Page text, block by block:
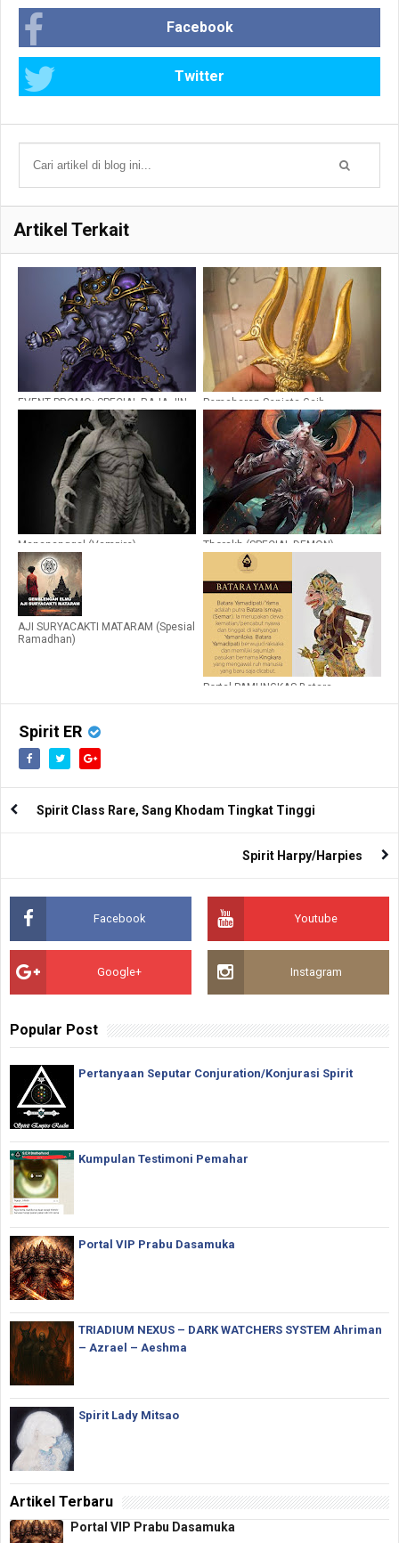
Facebook
Twitter
Artikel Terkait
EVENT PROMO: SPECIAL RAJA JIN
Pemaharan Senjata Gaib
Manananggal (Vampire) Thorakh (SPECIAL DEMON)
AJI SURYACAKTI MATARAM (Spesial
Ramadhan)
Portal PAMUNGKAS Betara
Spirit ER
Spirit Class Rare, Sang Khodam Tingkat Tinggi
Spirit Harpy/Harpies
Facebook Youtube
Google+ Instagram
Popular Post
Pertanyaan Seputar Conjuration/Konjurasi Spirit
Kumpulan Testimoni Pemahar
Portal VIP Prabu Dasamuka
TRIADIUM NEXUS – DARK WATCHERS SYSTEM Ahriman
– Azrael – Aeshma
Spirit Lady Mitsao
Artikel Terbaru
Portal VIP Prabu Dasamuka